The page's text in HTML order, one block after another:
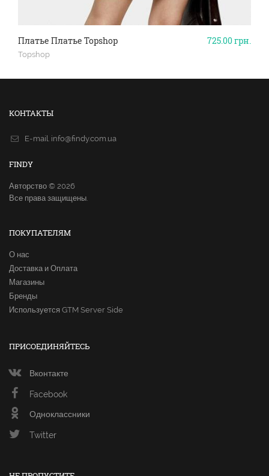
725.00грн.
Платье Платье Topshop
Topshop
КОНТАКТЫ
E-mail. info@findy.com.ua
FINDY
Авторство © 2026
Все права защищены.
ПОКУПАТЕЛЯМ
О нас
Доставка и Оплата
Магазины
Бренды
Используется GTM Server Side
ПРИСОЕДИНЯЙТЕСЬ
Вконтакте
Facebook
Одноклассники
Twitter